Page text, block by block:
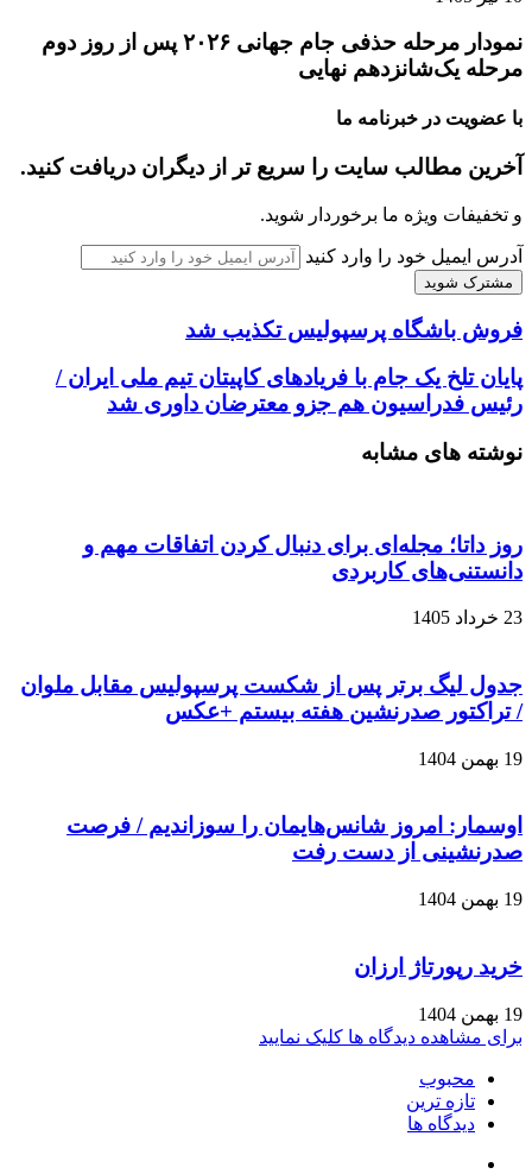
نمودار مرحله حذفی جام جهانی ۲۰۲۶ پس از روز دوم
مرحله یک‌شانزدهم نهایی
با عضویت در خبرنامه ما
آخرین مطالب سایت را سریع تر از دیگران دریافت کنید.
و تخفیفات ویژه ما برخوردار شوید.
آدرس ایمیل خود را وارد کنید
فروش باشگاه پرسپولیس تکذیب شد
پایان تلخ یک جام با فریاد‌های کاپیتان تیم ملی ایران /
رئیس فدراسیون هم جزو معترضان داوری شد
نوشته های مشابه
روز داتا؛ مجله‌ای برای دنبال کردن اتفاقات مهم و
دانستنی‌های کاربردی
23 خرداد 1405
جدول لیگ برتر پس از شکست پرسپولیس مقابل ملوان
/ تراکتور صدرنشین هفته بیستم +عکس
19 بهمن 1404
اوسمار: امروز شانس‌هایمان را سوزاندیم / فرصت
صدرنشینی از دست رفت
19 بهمن 1404
خرید رپورتاژ ارزان
19 بهمن 1404
برای مشاهده دیدگاه ها کلیک نمایید
محبوب
تازه ترین
دیدگاه ها